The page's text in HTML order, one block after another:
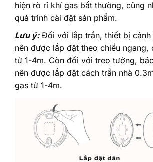
hiện rò rỉ khí gas bất thường, cũng
quá trình cài đặt sản phẩm.
Lưu ý:Đối với lắp trần, thiết bị cảnh
nên được lắp đặt theo chiều ngang,
từ 1-4m. Còn đối với treo tường,
nên được lắp đặt cách trần nhà
gas từ 1-4m.